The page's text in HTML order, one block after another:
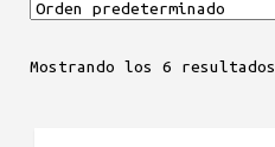
Mostrando los 6 resultados